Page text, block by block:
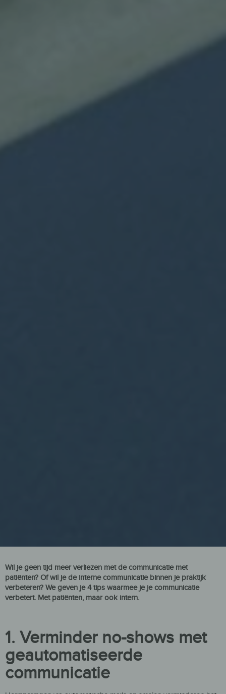
Wil je geen tijd meer verliezen met de communicatie met
patiënten? Of wil je de interne communicatie binnen je praktijk
verbeteren? We geven je 4 tips waarmee je je communicatie
verbetert. Met patiënten, maar ook intern.
1. Verminder no-shows met
geautomatiseerde
communicatie